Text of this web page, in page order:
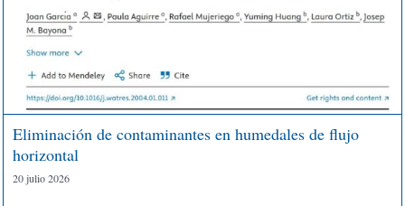
Eliminación de contaminantes en humedales de flujo
horizontal
20 julio 2026